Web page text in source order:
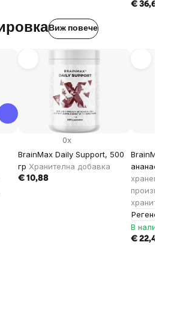
€ 36,69
Виж повече
BrainMax Daily Support, 500
гр Хранителна добавка
0x
€ 10,88
BrainMax
ананас,
хранене
В
€ 22,40